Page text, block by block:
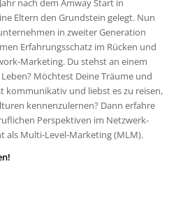
nach dem Amway Start in
Eltern den Grundstein gelegt. Nun
in zweiter Generation
Erfahrungsschatz im Rücken und
Marketing. Du stehst an einem
Möchtest Deine Träume und
kommunikativ und liebst es zu reisen,
kennenzulernen? Dann erfahre
Perspektiven im Netzwerk-
als Multi-Level-Marketing (MLM).